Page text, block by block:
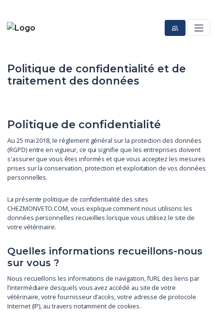
Politique de confidentialité et de
traitement des données
Politique de confidentialité
Au 25 mai 2018, le règlement général sur la protection des données
(RGPD) entre en vigueur, ce qui signifie que les entreprises doivent
s'assurer que vous êtes informés et que vous acceptez les mesures
prises sur la conservation, protection et exploitation de vos données
personnelles.
La présente politique de confidentialité des sites
CHEZMONVETO.COM, vous explique comment nous utilisons les
données personnelles recueillies lorsque vous utilisez le site de
votre vétérinaire.
Quelles informations recueillons-nous
sur vous ?
Nous recueillons les informations de navigation, l’URL des liens par
l’intermédiaire desquels vous avez accédé au site de votre
vétérinaire, votre fournisseur d’accès, votre adresse de protocole
Internet (IP), au travers notamment de cookies.